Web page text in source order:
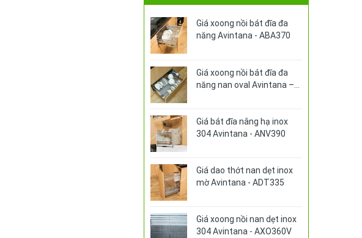
Giá xoong nồi bát đĩa đa
năng Avintana - ABA370
Giá xoong nồi bát đĩa đa
năng nan oval Avintana –
Giá bát đĩa nâng hạ inox
304 Avintana - ANV390
Giá dao thớt nan dẹt inox
mờ Avintana - ADT335
Giá xoong nồi nan dẹt inox
304 Avintana - AXO360V